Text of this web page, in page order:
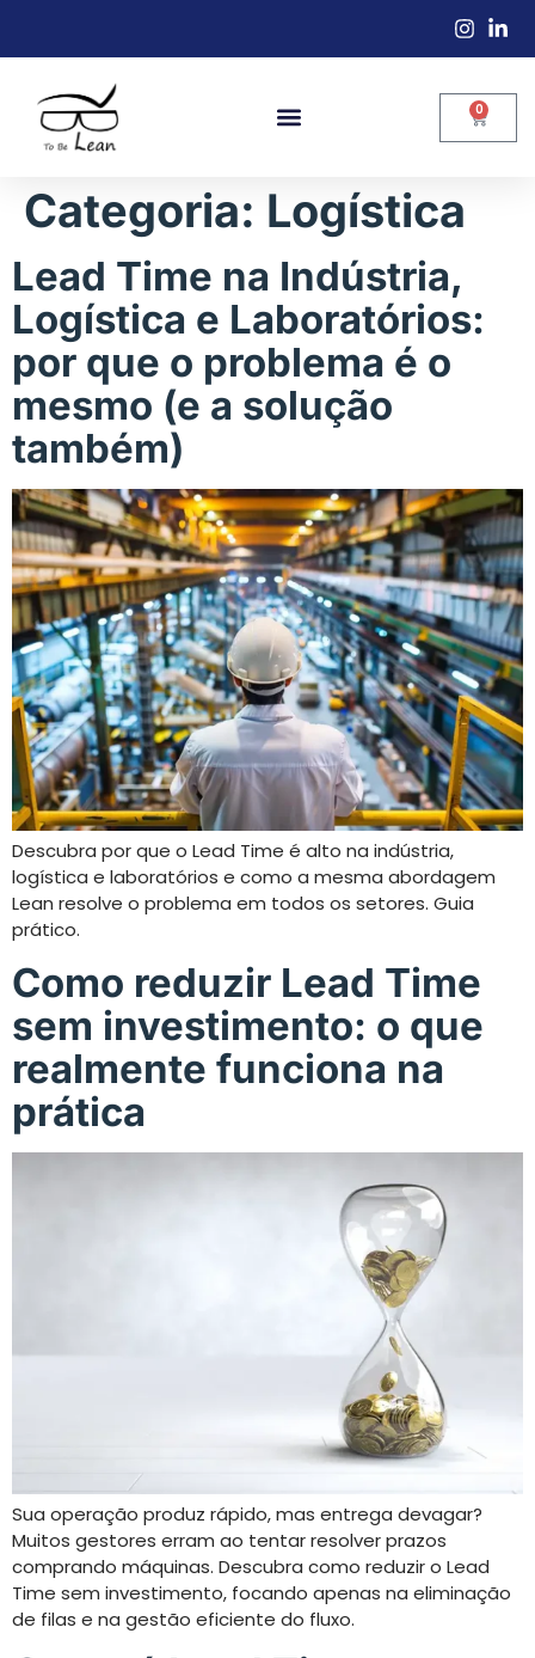
0
Categoria: Logística
Lead Time na Indústria,
Logística e Laboratórios:
por que o problema é o
mesmo (e a solução
também)
Descubra por que o Lead Time é alto na indústria,
logística e laboratórios e como a mesma abordagem
Lean resolve o problema em todos os setores. Guia
prático.
Como reduzir Lead Time
sem investimento: o que
realmente funciona na
prática
Sua operação produz rápido, mas entrega devagar?
Muitos gestores erram ao tentar resolver prazos
comprando máquinas. Descubra como reduzir o Lead
Time sem investimento, focando apenas na eliminação
de filas e na gestão eficiente do fluxo.